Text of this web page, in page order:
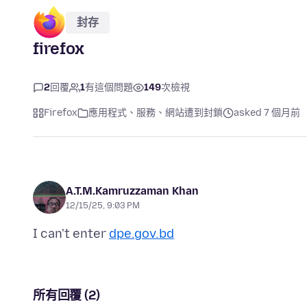
封存
firefox
2回覆 1有這個問題 149次檢視
Firefox 應用程式、服務、網站遭到封鎖 asked 7 個月前
A.T.M.Kamruzzaman Khan
12/15/25, 9:03 PM
I can't enter dpe.gov.bd
所有回覆 (2)